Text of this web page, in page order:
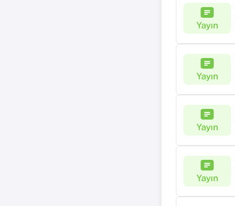
Yayın
Yayın
Yayın
Yayın